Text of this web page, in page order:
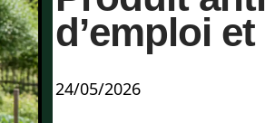
d’emploi
24/05/2026